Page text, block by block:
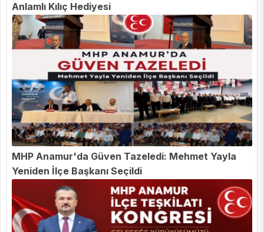
Anlamlı Kılıç Hediyesi
MHP Anamur'da Güven Tazeledi: Mehmet Yayla
Yeniden İlçe Başkanı Seçildi